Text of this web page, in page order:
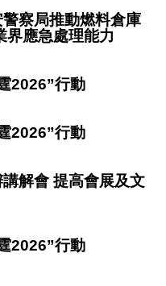
察局推動燃料倉庫
界應急處理能力
2026”行動
2026”行動
解會 提高會展及文
2026”行動